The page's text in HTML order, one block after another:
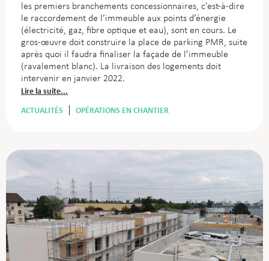
les premiers branchements concessionnaires, c’est-à-dire
le raccordement de l’immeuble aux points d’énergie
(électricité, gaz, fibre optique et eau), sont en cours. Le
gros-œuvre doit construire la place de parking PMR, suite
après quoi il faudra finaliser la façade de l’immeuble
(ravalement blanc). La livraison des logements doit
intervenir en janvier 2022.
Lire la suite...
ACTUALITÉS
OPÉRATIONS EN CHANTIER